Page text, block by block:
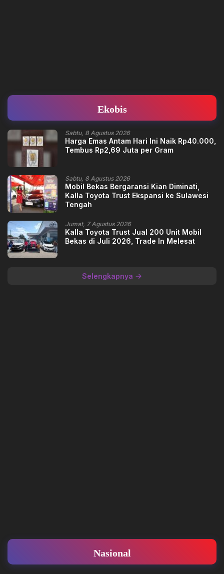
Ekobis
Sabtu, 8 Agustus 2026
Harga Emas Antam Hari Ini Naik Rp40.000,
Tembus Rp2,69 Juta per Gram
Sabtu, 8 Agustus 2026
Mobil Bekas Bergaransi Kian Diminati,
Kalla Toyota Trust Ekspansi ke Sulawesi
Tengah
Jumat, 7 Agustus 2026
Kalla Toyota Trust Jual 200 Unit Mobil
Bekas di Juli 2026, Trade In Melesat
Selengkapnya
Nasional